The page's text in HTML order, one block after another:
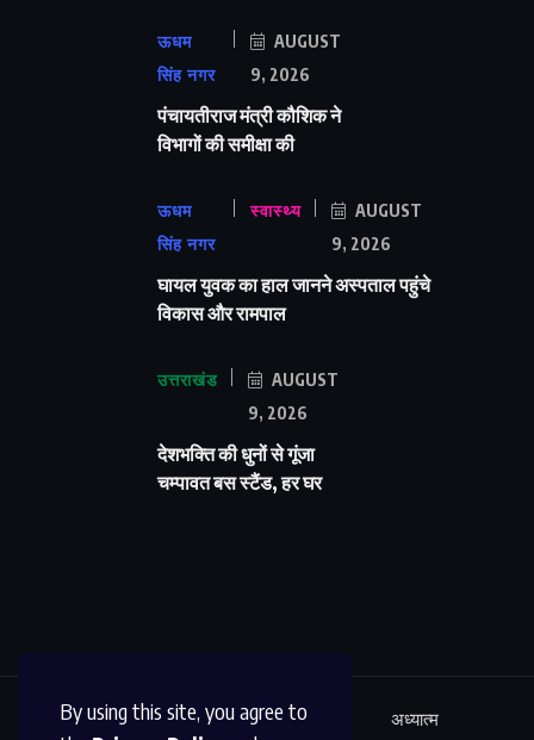
By using this site, you agree to
ऊधम
सिंह नगर
AUGUST
9, 2026
पंचायतीराज मंत्री कौशिक ने
विभागों की समीक्षा की
ऊधम
सिंह नगर
स्वास्थ्य
AUGUST
9, 2026
घायल युवक का हाल जानने अस्पताल पहुंचे
विकास और रामपाल
उत्तराखंड
AUGUST
9, 2026
देशभक्ति की धुनों से गूंजा
चम्पावत बस स्टैंड, हर घर
ऊधम सिंह नगर अंतर्राष्ट्रीय अध्यात्म